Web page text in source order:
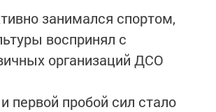
занимался спортом,
воспринял с
организаций ДСО
первой пробой сил стало